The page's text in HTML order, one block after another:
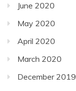
June 2020
May 2020
April 2020
March 2020
December 2019